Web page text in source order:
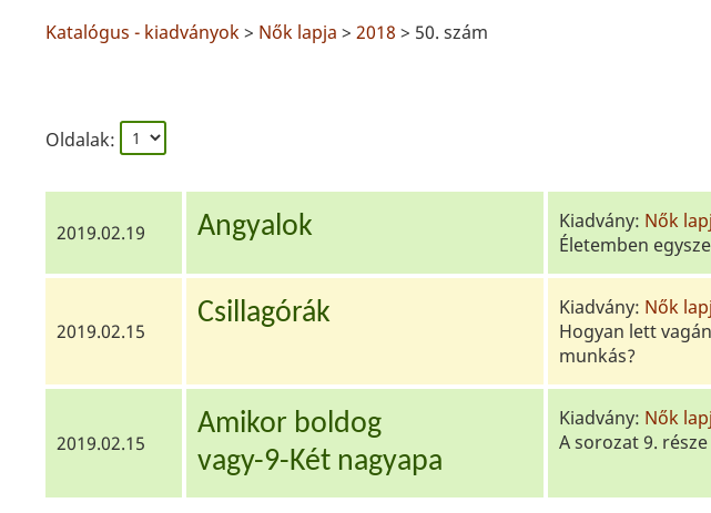
Katalógus - kiadványok> Nők lapja > 2018 > 50. szám
Oldalak:
2019.02.19 Angyalok Kiadvány: Nők
Életemben
2019.02.15
Csillagórák Kiadvány: Nők
Hogyan lett
munkás?
2019.02.15
Amikor boldog
vagy-9-Két nagyapa
Kiadvány: Nők
A sorozat 9. része